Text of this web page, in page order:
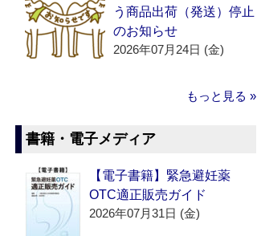
う商品出荷（発送）停止
のお知らせ
2026年07月24日 (金)
もっと見る »
書籍・電子メディア
【電子書籍】緊急避妊薬
OTC適正販売ガイド
2026年07月31日 (金)